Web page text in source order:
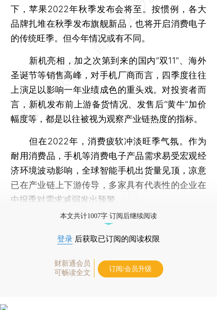
下，苹果2022年秋季发布会将至。按惯例，各大
品牌扎堆在秋季发布旗舰新品，也将开启消费电子
的传统旺季。但今年情况或有不同。
新机亮相，加之次第到来的国内“双11”、海外
圣诞节等销售高峰，对手机厂商而言，四季度往往
上演足以影响一年业绩成色的重头戏。对投资者而
言，新机发布前上游备货情况、发售后“黄牛”加价
幅度等，都是以往被视为观察产业链热度的指标。
但在2022年，消费疲软冲淡旺季气氛。作为
耐用消费品，手机等消费电子产品需求易受宏观经
济环境波动影响，全球智能手机出货量见顶，凉意
已在产业链上下游传导，多家具有代表性的企业在
中报季对需求减弱发出预警。
本文共计1007字 订阅后继续阅读
登录 后获取已订阅的阅读权限
财新通会员
可畅读全文
订阅/会员升级